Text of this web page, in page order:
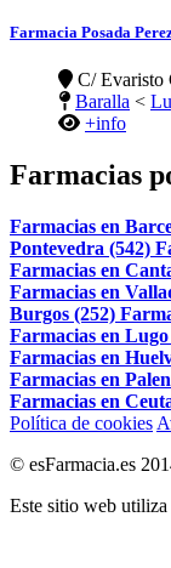
Farmacia Posada
C/ Evaristo
Baralla <
+info
Farmacias
Farmacias en
Pontevedra (542)
Farmacias en
Farmacias en
Burgos (252)
Farmacias en Lugo
Farmacias en
Farmacias en
Farmacias en
Política de cookies
© esFarmacia.es
Este sitio web utiliza